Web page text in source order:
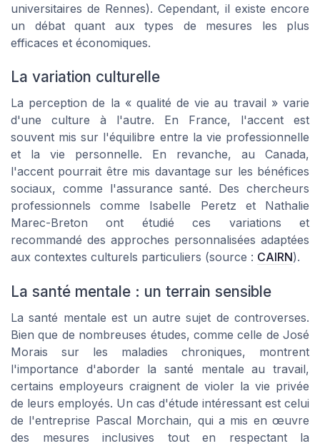
universitaires de Rennes). Cependant, il existe encore
un débat quant aux types de mesures les plus
efficaces et économiques.
La variation culturelle
La perception de la « qualité de vie au travail » varie
d'une culture à l'autre. En France, l'accent est
souvent mis sur l'équilibre entre la vie professionnelle
et la vie personnelle. En revanche, au Canada,
l'accent pourrait être mis davantage sur les bénéfices
sociaux, comme l'assurance santé. Des chercheurs
professionnels comme Isabelle Peretz et Nathalie
Marec-Breton ont étudié ces variations et
recommandé des approches personnalisées adaptées
aux contextes culturels particuliers (source : CAIRN).
La santé mentale : un terrain sensible
La santé mentale est un autre sujet de controverses.
Bien que de nombreuses études, comme celle de José
Morais sur les maladies chroniques, montrent
l'importance d'aborder la santé mentale au travail,
certains employeurs craignent de violer la vie privée
de leurs employés. Un cas d'étude intéressant est celui
de l'entreprise Pascal Morchain, qui a mis en œuvre
des mesures inclusives tout en respectant la